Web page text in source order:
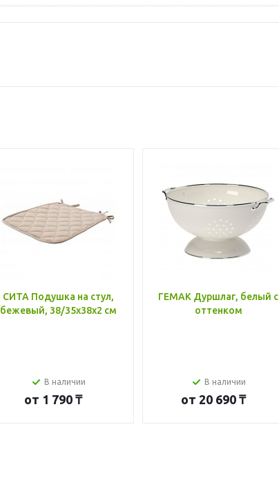
СИТА Подушка на стул,
бежевый, 38/35x38x2 см
В наличии
от 1 790 ₸
ГЕМАК Дуршлаг, белый с
оттенком
В наличии
от 20 690 ₸